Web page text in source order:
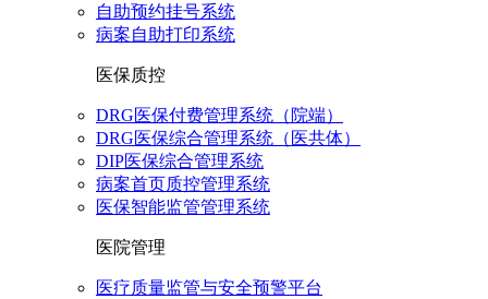
自助预约挂号系统
病案自助打印系统
医保质控
DRG医保付费管理系统（院端）
DRG医保综合管理系统（医共体）
DIP医保综合管理系统
病案首页质控管理系统
医保智能监管管理系统
医院管理
医疗质量监管与安全预警平台